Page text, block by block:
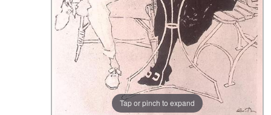
Tap or pinch to expand